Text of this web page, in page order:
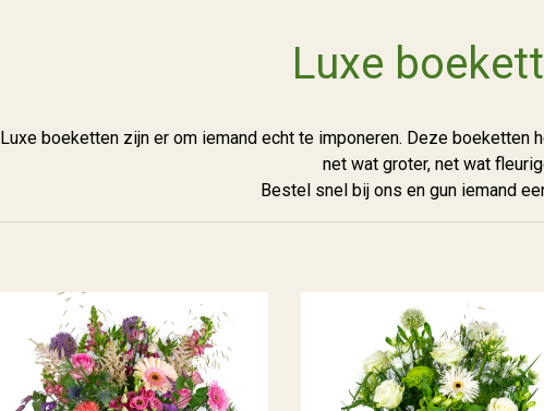
Luxe
Luxe boeketten zijn er om iemand echt te imponeren. Deze boeketten
net wat groter, net wat
Bestel snel bij ons en gun iemand